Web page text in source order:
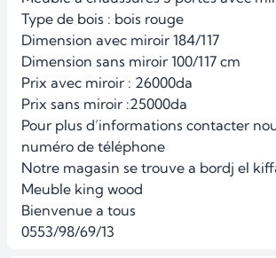
Type de bois : bois rouge
Dimension avec miroir 184/117
Dimension sans miroir 100/117 cm
Prix avec miroir : 26000da
Prix sans miroir :25000da
Pour plus d’informations contacter
numéro de téléphone
Notre magasin se trouve a bordj el
Meuble king wood
Bienvenue a tous
0553/98/69/13